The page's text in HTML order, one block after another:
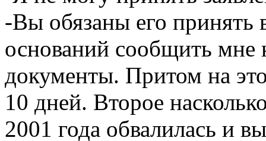
-Вы обязаны его принять
оснований сообщить
документы. Притом на
10 дней. Второе
2001 года обвалилась и